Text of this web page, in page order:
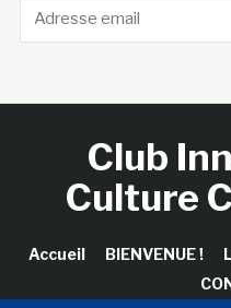
Club
Culture
Accueil BIENVENUE !